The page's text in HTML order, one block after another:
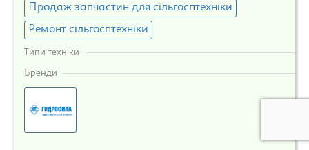
Продаж запчастин для сільгосптехніки
Ремонт сільгосптехніки
Типи техніки
Бренди